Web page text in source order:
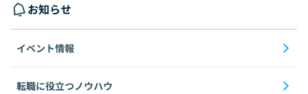
お知らせ
イベント情報
転職に役立つノウハウ